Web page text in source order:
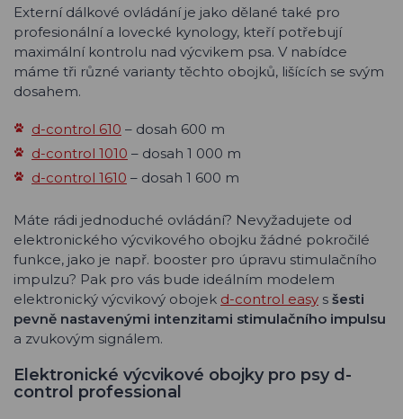
Externí dálkové ovládání je jako dělané také pro
profesionální a lovecké kynology, kteří potřebují
maximální kontrolu nad výcvikem psa. V nabídce
máme tři různé varianty těchto obojků, lišících se svým
dosahem.
d-control 610 – dosah 600 m
d-control 1010 – dosah 1 000 m
d-control 1610 – dosah 1 600 m
Máte rádi jednoduché ovládání? Nevyžadujete od
elektronického výcvikového obojku žádné pokročilé
funkce, jako je např. booster pro úpravu stimulačního
impulzu? Pak pro vás bude ideálním modelem
elektronický výcvikový obojek d-control easy s šesti
pevně nastavenými intenzitami stimulačního impulsu
a zvukovým signálem.
Elektronické výcvikové obojky pro psy d-
control professional